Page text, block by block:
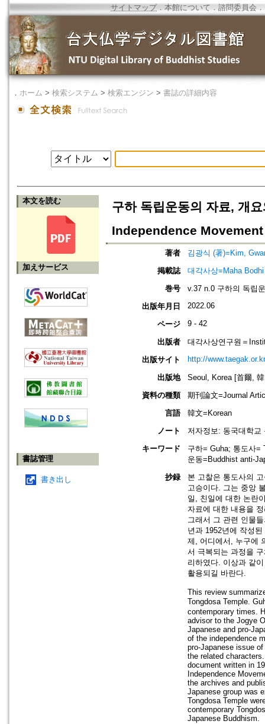
サイトマップ．本館について ． 諮問委員会 ．
． ホーム > 検索システム > 検索エンジン > 書誌の詳細内容
本文を読む
加えサービス
書誌管理
書き出し
구하 독립운동의 자료, 개
Independence
著者
김광식 (著)=Kim,
掲載誌
대각사상=Maha
巻号
v.37 n.0 구하의 독립
出版年月日
2022.06
ページ 9 - 42
出版者
대각사상연구원＝
出版サイト
http://
出版地
Seoul, Korea [首爾,
資料の種類
期刊論文=Journal
言語
韓文=Korean
ノート
저자정보: 동국대학교
キーワード
구하= Guha; 통도사=
운동=Buddhist anti-
抄録
본 고찰은 통도사의
고승이다. 그는 중앙
일, 친일에 대한 논란
자료에 대한 내용을
그래서 그 관련 인물
년과 1952년에 작성
제, 어디에서, 누구에
서 극복되는 과정을
리하였다. 이상과 같
활용되길 바란다.
This review
Tongdosa Temple.
contemporary times.
advisor to the Jogye
Japanese and pro-
of the independence
pro-Japanese issue
the related
document written in
Independence
the archives and
Japanese group was
Tongdosa Temple
contemporary
Japanese Buddhism.